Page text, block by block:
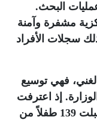
البحث.
مشفرة وآمنة
سجلات الأفراد
الغني، فهي توسيع
إذ اعترفت
بأنها استقبلت 139 طفلاً من